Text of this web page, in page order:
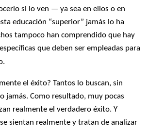
si lo ven — ya sea en ellos o en
educación “superior” jamás lo ha
tampoco han comprendido que hay
que deben ser empleadas para
el éxito? Tantos lo buscan, sin
jamás. Como resultado, muy pocas
realmente el verdadero éxito. Y
sientan realmente y tratan de analizar